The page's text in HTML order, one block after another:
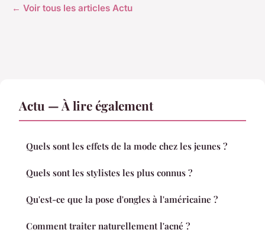
← Voir tous les articles Actu
Actu — À lire également
Quels sont les effets de la mode chez les jeunes ?
Quels sont les stylistes les plus connus ?
Qu'est-ce que la pose d'ongles à l'américaine ?
Comment traiter naturellement l'acné ?